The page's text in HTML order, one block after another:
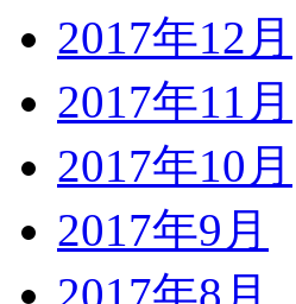
2017年12月
2017年11月
2017年10月
2017年9月
2017年8月